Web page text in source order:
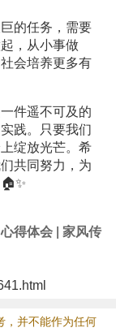
的任务，需要
，从小事做
会培养更多有
件遥不可及的
践。只要我们
绽放光芒。希
共同努力，为
心得体会| 家风传
，并不能作为任何